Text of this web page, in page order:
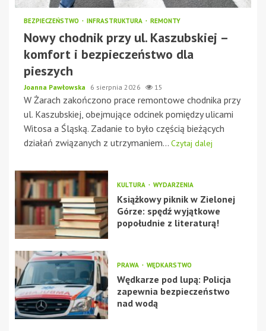
BEZPIECZEŃSTWO INFRASTRUKTURA REMONTY
Nowy chodnik przy ul. Kaszubskiej –
komfort i bezpieczeństwo dla
pieszych
Joanna Pawłowska 6 sierpnia 2026 15
W Żarach zakończono prace remontowe chodnika przy
ul. Kaszubskiej, obejmujące odcinek pomiędzy ulicami
Witosa a Śląską. Zadanie to było częścią bieżących
działań związanych z utrzymaniem... Czytaj dalej
KULTURA WYDARZENIA
Książkowy piknik w Zielonej
Górze: spędź wyjątkowe
popołudnie z literaturą!
PRAWA WĘDKARSTWO
Wędkarze pod lupą: Policja
zapewnia bezpieczeństwo
nad wodą